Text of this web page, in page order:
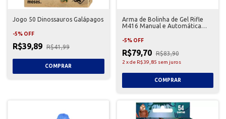
Jogo 50 Dinossauros Galápagos
-5% OFF
R$39,89 R$41,99
Arma de Bolinha de Gel Rifle
M416 Manual e Automática
-5% OFF
R$79,70 R$83,90
2 xde R$39,85 sem juros